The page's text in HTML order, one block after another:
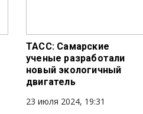
ТАСС: Самарские
ученые разработали
новый экологичный
двигатель
23 июля 2024, 19:31